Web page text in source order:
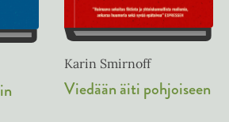
Karin Smirnoff
Viedään äiti pohjoiseen